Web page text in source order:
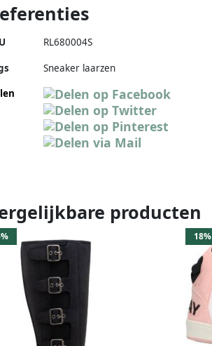
RL680004S
Sneaker laarzen
producten
18%